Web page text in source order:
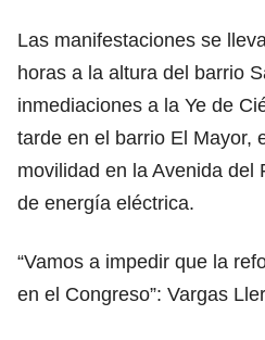
Las manifestaciones se
horas a la altura del barrio
inmediaciones a la Ye de
tarde en el barrio El Mayor,
movilidad en la Avenida del
de energía eléctrica.
“Vamos a impedir que la
en el Congreso”: Vargas